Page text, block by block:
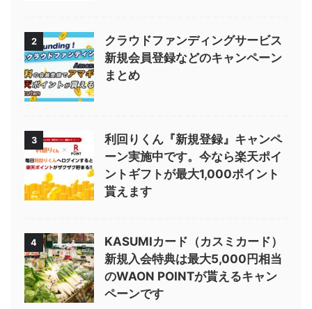
2
クラウドファンディングサービス
新規会員登録などのキャンペーン
まとめ
3
利回りくん『新規登録』キャンペ
ーン実施中です。今なら楽天ポイ
ントギフトが最大1,000ポイント
貰えます
4
KASUMIカード（カスミカード）
新規入会特典は最大5,000円相当
のWAON POINTが貰えるキャン
ペーンです